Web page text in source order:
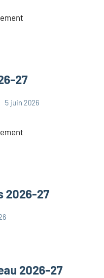
27
5 juin 2026
2026-27
2026-27